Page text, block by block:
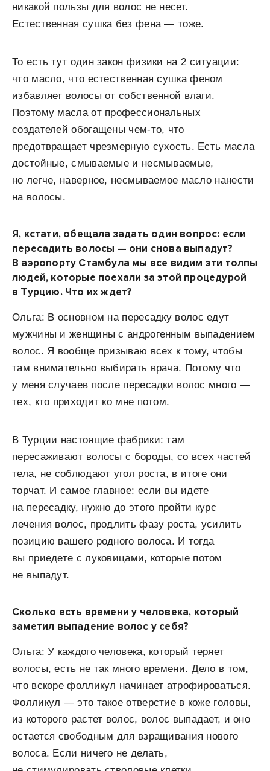
никакой пользы для волос не несет.
Естественная сушка без фена — тоже.
То есть тут один закон физики на 2 ситуации:
что масло, что естественная сушка феном
избавляет волосы от собственной влаги.
Поэтому масла от профессиональных
создателей обогащены чем-то, что
предотвращает чрезмерную сухость. Есть масла
достойные, смываемые и несмываемые,
но легче, наверное, несмываемое масло нанести
на волосы.
Я, кстати, обещала задать один вопрос: если
пересадить волосы — они снова выпадут?
В аэропорту Стамбула мы все видим эти толпы
людей, которые поехали за этой процедурой
в Турцию. Что их ждет?
Ольга: В основном на пересадку волос едут
мужчины и женщины с андрогенным выпадением
волос. Я вообще призываю всех к тому, чтобы
там внимательно выбирать врача. Потому что
у меня случаев после пересадки волос много —
тех, кто приходит ко мне потом.
В Турции настоящие фабрики: там
пересаживают волосы с бороды, со всех частей
тела, не соблюдают угол роста, в итоге они
торчат. И самое главное: если вы идете
на пересадку, нужно до этого пройти курс
лечения волос, продлить фазу роста, усилить
позицию вашего родного волоса. И тогда
вы приедете с луковицами, которые потом
не выпадут.
Сколько есть времени у человека, который
заметил выпадение волос у себя?
Ольга: У каждого человека, который теряет
волосы, есть не так много времени. Дело в том,
что вскоре фолликул начинает атрофироваться.
Фолликул — это такое отверстие в коже головы,
из которого растет волос, волос выпадает, и оно
остается свободным для взращивания нового
волоса. Если ничего не делать,